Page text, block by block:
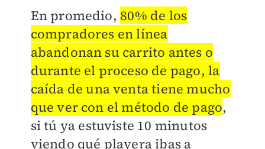
En promedio, 80% de los
compradores en línea
abandonan su carrito antes o
durante el proceso de pago, la
caída de una venta tiene mucho
que ver con el método de pago,
si tú ya estuviste 10 minutos
viendo qué playera ibas a